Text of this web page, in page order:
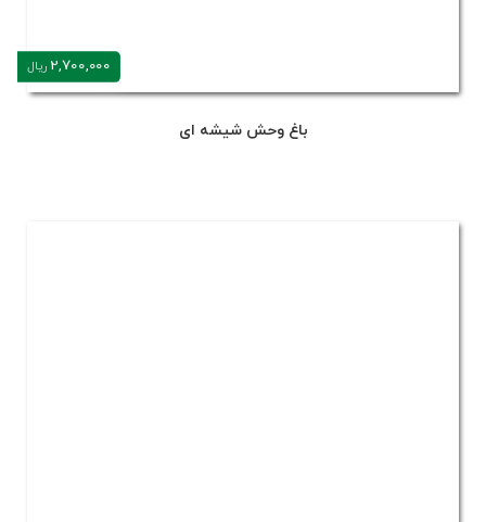
2,700,000 ریال
باغ وحش شیشه ای